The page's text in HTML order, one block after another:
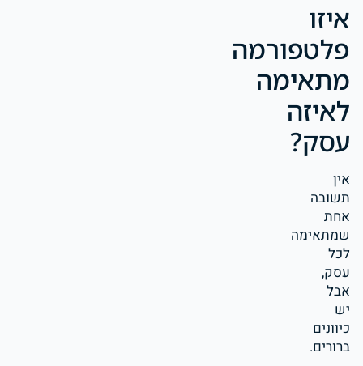
איזו
פלטפורמה
מתאימה
לאיזה
עסק?
אין
תשובה
אחת
שמתאימה
לכל
עסק,
אבל
יש
כיוונים
ברורים.